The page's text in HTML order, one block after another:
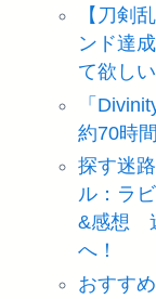
【刀剣
ンド達
て欲しい
「
約70時
探す迷
ル：ラ
&感想
へ！
おすす